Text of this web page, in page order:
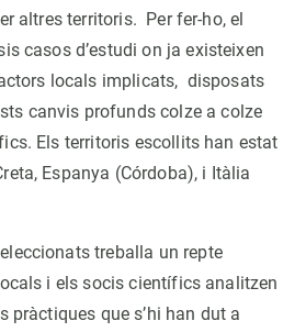
altres territoris. Per fer-ho, el
casos d’estudi on ja existeixen
locals implicats, disposats
canvis profunds colze a colze
Els territoris escollits han estat
Espanya (Córdoba), i Itàlia
treballa un repte
i els socis científics analitzen
pràctiques que s’hi han dut a